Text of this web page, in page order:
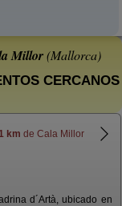
Millor(Mallorca)
CERCANOS
km de Cala Millor
d´Artà, ubicado en